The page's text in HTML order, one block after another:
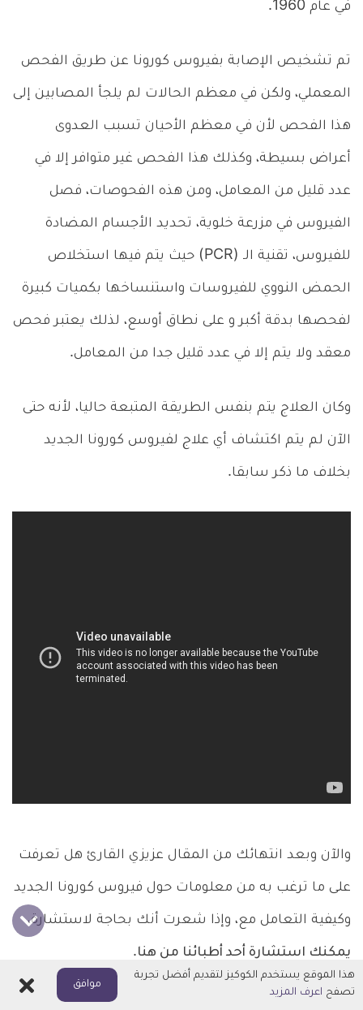
في عام 1960.
تم تشخيص الإصابة بفيروس كورونا عن طريق الفحص
المعملي، ولكن في معظم الحالات لم يلجأ المصابين إلى
هذا الفحص لأن في معظم الأحيان تسبب العدوى
أعراض بسيطة، وكذلك هذا الفحص غير متوافر إلا في
عدد قليل من المعامل، ومن هذه الفحوصات، فصل
الفيروس في مزرعة خلوية، تحديد الأجسام المضادة
للفيروس، تقنية الـ (PCR) حيث يتم فيها استخلاص
الحمض النووي للفيروسات واستنساخها بكميات كبيرة
لفحصها بدقة أكبر و على نطاق أوسع، لذلك يعتبر فحص
معقد ولا يتم إلا في عدد قليل جدا من المعامل.
وكان العلاج يتم بنفس الطريقة المتبعة حاليا، لأنه حتى
الآن لم يتم اكتشاف أي علاج لفيروس كورونا الجديد
بخلاف ما ذكر سابقا.
والآن وبعد انتهائك من المقال عزيزي القارئ هل تعرفت
على ما ترغب به من معلومات حول فيروس كورونا الجديد
وكيفية التعامل مع، وإذا شعرت أنك بحاجة لاستشارة،
يمكنك استشارة أحد أطبائنا من هنا.
هذا الموقع يستخدم الكوكيز لتقديم أفضل تجربة
تصفح اعرف المزيد
موافق اغلاق